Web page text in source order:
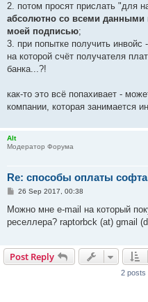
2. потом просят прислать "для
абсолютно со всеми данными
моей подписью;
3. при попытке получить
на которой счёт получателя
банка...?!
как-то это всё попахивает -
компании, которая занимается
Alt
Модератор Форума
Re: способы оплаты
P
s
26 Sep 2017, 00:38
Можно мне e-mail на который
реселлера? raptorbck (at) gmail
Post Reply
2 posts